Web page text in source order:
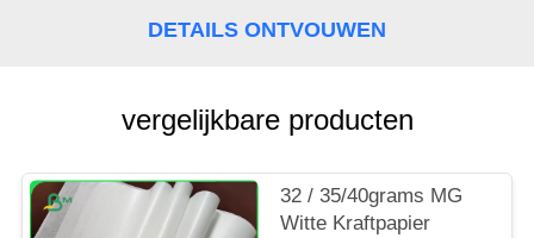
DETAILS ONTVOUWEN
vergelijkbare producten
32 / 35/40grams MG
Witte Kraftpapier